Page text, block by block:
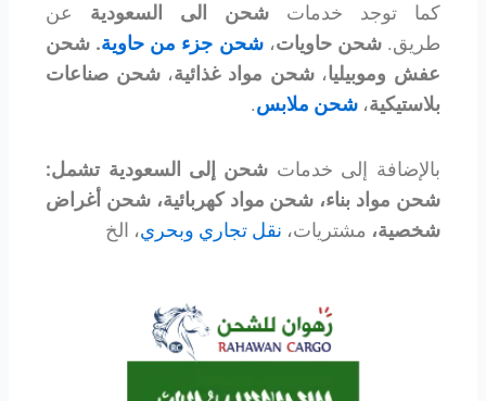
كما توجد خدمات شحن الى السعودية
عن
طريق.شحن حاويات،شحن جزء من حاوية. شحن
عفش وموبيليا،شحن مواد غذائية،شحن صناعات
بلاستيكية،شحن ملابس.
بالإضافة إلى خدمات شحن إلى السعودية تشمل:
شحن مواد بناء، شحن مواد كهربائية، شحن أغراض
شخصية، مشتريات، نقل تجاري وبحري، الخ